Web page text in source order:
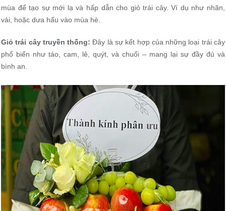
mùa để tạo sự mới lạ và hấp dẫn cho giỏ trái cây. Ví dụ như nhãn,
vải, hoặc dưa hấu vào mùa hè.
Giỏ trái cây truyền thống: Đây là sự kết hợp của những loại trái cây
phổ biến như táo, cam, lê, quýt, và chuối – mang lại sự đầy đủ và
bình an.